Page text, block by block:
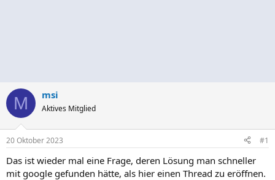
M msi
Aktives Mitglied
20 Oktober 2023 #1
Das ist wieder mal eine Frage, deren Lösung man schneller
mit google gefunden hätte, als hier einen Thread zu eröffnen.